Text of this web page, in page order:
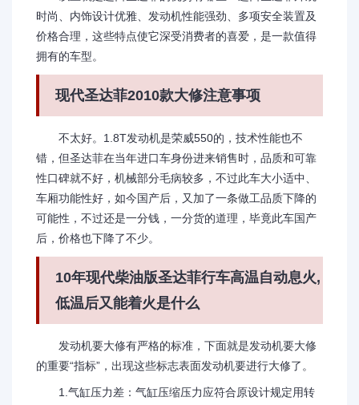
时尚、内饰设计优雅、发动机性能强劲、多项安全装置及
价格合理，这些特点使它深受消费者的喜爱，是一款值得
拥有的车型。
现代圣达菲2010款大修注意事项
不太好。1.8T发动机是荣威550的，技术性能也不
错，但圣达菲在当年进口车身份进来销售时，品质和可靠
性口碑就不好，机械部分毛病较多，不过此车大小适中、
车厢功能性好，如今国产后，又加了一条做工品质下降的
可能性，不过还是一分钱，一分货的道理，毕竟此车国产
后，价格也下降了不少。
10年现代柴油版圣达菲行车高温自动息火,
低温后又能着火是什么
发动机要大修有严格的标准，下面就是发动机要大修
的重要“指标”，出现这些标志表面发动机要进行大修了。
1.气缸压力差：气缸压缩压力应符合原设计规定用转